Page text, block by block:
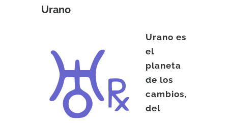
Urano
Urano es
el
planeta
de los
cambios,
del